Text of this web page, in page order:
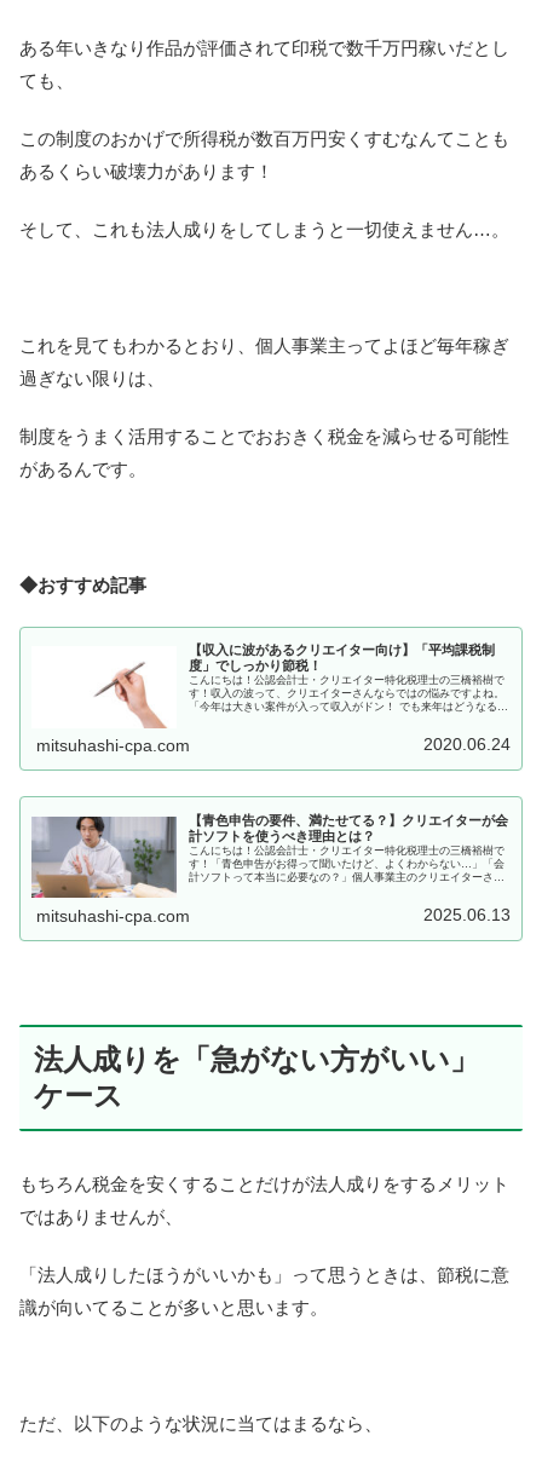
ある年いきなり作品が評価されて印税で数千万円稼いだとし
ても、
この制度のおかげで所得税が数百万円安くすむなんてことも
あるくらい破壊力があります！
そして、これも法人成りをしてしまうと一切使えません…。
これを見てもわかるとおり、個人事業主ってよほど毎年稼ぎ
過ぎない限りは、
制度をうまく活用することでおおきく税金を減らせる可能性
があるんです。
◆おすすめ記事
【収入に波があるクリエイター向け】「平均課税制
度」でしっかり節税！
こんにちは！公認会計士・クリエイター特化税理士の三橋裕樹で
す！収入の波って、クリエイターさんならではの悩みですよね。
「今年は大きい案件が入って収入がドン！ でも来年はどうなるか
mitsuhashi-cpa.com 2020.06.24
【青色申告の要件、満たせてる？】クリエイターが会
計ソフトを使うべき理由とは？
こんにちは！公認会計士・クリエイター特化税理士の三橋裕樹で
す！「青色申告がお得って聞いたけど、よくわからない…」「会
計ソフトって本当に必要なの？」個人事業主のクリエイターさん
mitsuhashi-cpa.com 2025.06.13
法人成りを「急がない方がいい」
ケース
もちろん税金を安くすることだけが法人成りをするメリット
ではありませんが、
「法人成りしたほうがいいかも」って思うときは、節税に意
識が向いてることが多いと思います。
ただ、以下のような状況に当てはまるなら、